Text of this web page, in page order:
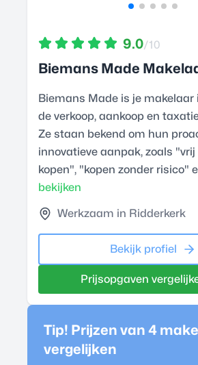
9.0/10
Biemans Made
Biemans Made is je makelaar
de verkoop, aankoop en
Ze staan bekend om hun
innovatieve aanpak, zoals
kopen", "kopen zonder risico"
bekijken
Werkzaam in Ridderkerk
Bekijk profiel
Prijsopgaven
Tip! Prijzen van 4
vergelijken